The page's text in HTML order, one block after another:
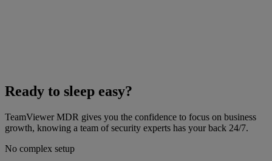
Ready to sleep easy?
TeamViewer MDR gives you the confidence to focus on business
growth, knowing a team of security experts has your back 24/7.
No complex setup